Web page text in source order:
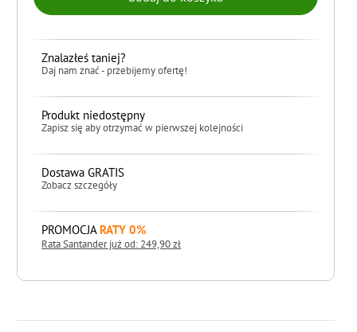
Znalazłeś taniej?
Daj nam znać - przebijemy ofertę!
Produkt niedostępny
Zapisz się aby otrzymać w pierwszej kolejności
Dostawa GRATIS
Zobacz szczegóły
PROMOCJA RATY 0%
Rata Santander już od: 249,90 zł